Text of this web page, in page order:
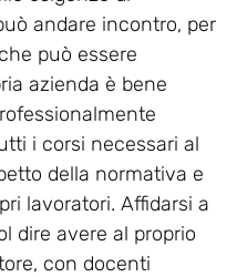
andare incontro, per
può essere
azienda è bene
i corsi necessari al
della normativa e
lavoratori. Affidarsi a
dire avere al proprio
con docenti